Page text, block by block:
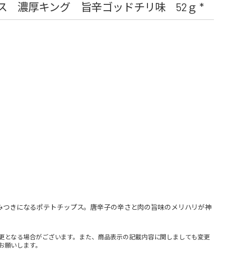
濃厚キング 旨辛ゴッドチリ味 52ｇ *
きになるポテトチップス。唐辛子の辛さと肉の旨味のメリハリが神
なる場合がございます。また、商品表示の記載内容に関しましても変更
いします。